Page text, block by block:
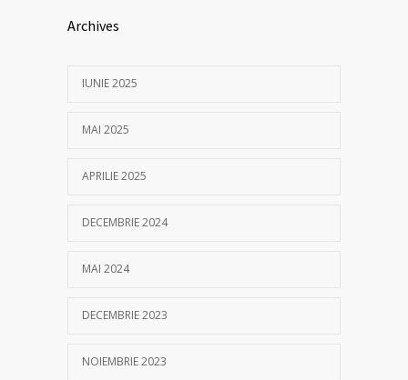
Archives
IUNIE 2025
MAI 2025
APRILIE 2025
DECEMBRIE 2024
MAI 2024
DECEMBRIE 2023
NOIEMBRIE 2023